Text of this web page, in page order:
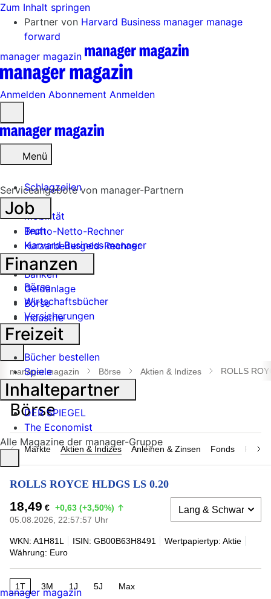
Zum Inhalt springen
Partner von Harvard Business manager manage
forward
manager magazin
Anmelden Abonnement Anmelden
öffnen
Menü
Schlagzeilen
Mobilität
Tech
Harvard Business manager
Handel
Banken
Geldanlage
Börse
Industrie
Suche
öffnen
manager magazin Börse Aktien & Indizes ROLLS
Märkte Aktien & Indizes Anleihen & Zinsen Fonds
ROLLS ROYCE HLDGS LS 0.20
18,49 € +0,63 (+3,50%)
05.08.2026, 22:57:57 Uhr
WKN: A1H81L ISIN: GB00B63H8491
Wertpapiertyp: Aktie
Währung: Euro
1T 3M 1J 5J Max
Serviceangebote von manager-Partnern
Job
Brutto-Netto-Rechner
Kurzarbeitergeld-Rechner
Finanzen
Börse
Wirtschaftsbücher
Versicherungen
Freizeit
Bücher bestellen
Spiele
Inhaltepartner
DER SPIEGEL
The Economist
Alle Magazine der manager-Gruppe
manager magazin